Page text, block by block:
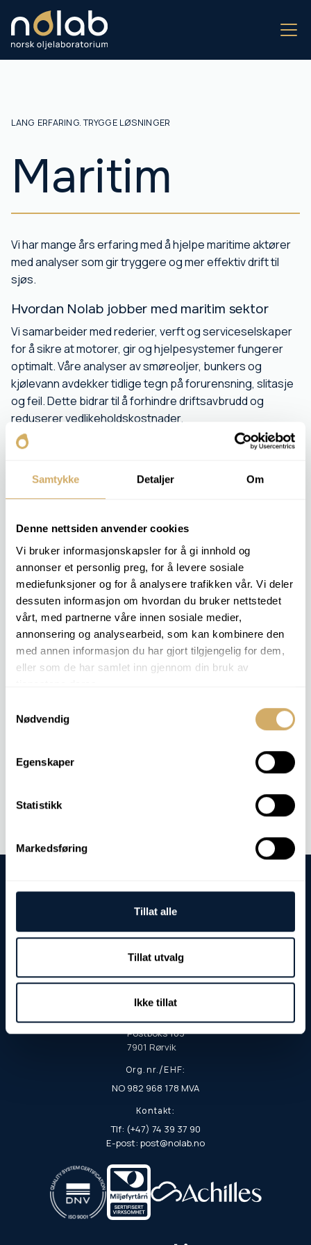
Samtykke Detaljer Om
Denne nettsiden anvender cookies
Vi bruker informasjonskapsler for å gi innhold og
annonser et personlig preg, for å levere sosiale
mediefunksjoner og for å analysere trafikken vår. Vi deler
dessuten informasjon om hvordan du bruker nettstedet
vårt, med partnerne våre innen sosiale medier,
annonsering og analysearbeid, som kan kombinere den
med annen informasjon du har gjort tilgjengelig for dem,
eller som de har samlet inn gjennom din bruk av
Nødvendig
Egenskaper
Statistikk
Markedsføring
Tillat alle
Tillat utvalg
Ikke tillat
LANG ERFARING. TRYGGE LØSNINGER
Maritim
Vi har mange års erfaring med å hjelpe maritime aktører
med analyser som gir tryggere og mer effektiv drift til
sjøs.
Hvordan Nolab jobber med maritim sektor
Vi samarbeider med rederier, verft og serviceselskaper
for å sikre at motorer, gir og hjelpesystemer fungerer
optimalt. Våre analyser av smøreoljer, bunkers og
kjølevann avdekker tidlige tegn på forurensning, slitasje
og feil. Dette bidrar til å forhindre driftsavbrudd og
reduserer vedlikeholdskostnader.
Vi bidrar med:
forurensning (for eksempel vann eller salt), metallpartikler
motorstans eller reduserte ytelser – statistikk viser at opp
Økt pålitelighet i krevende forhold, inkludert arktiske
operasjoner eller høytemperaturområder
RELEVANTE KOMPONENTER
MGO
Besøks- og leveringadresse:
Fjordgata 8
Postboks 103
7901 Rørvik
Org.nr./EHF:
NO 982 968 178 MVA
Kontakt:
Tlf: (+47) 74 39 37 90
E-post: post@nolab.no